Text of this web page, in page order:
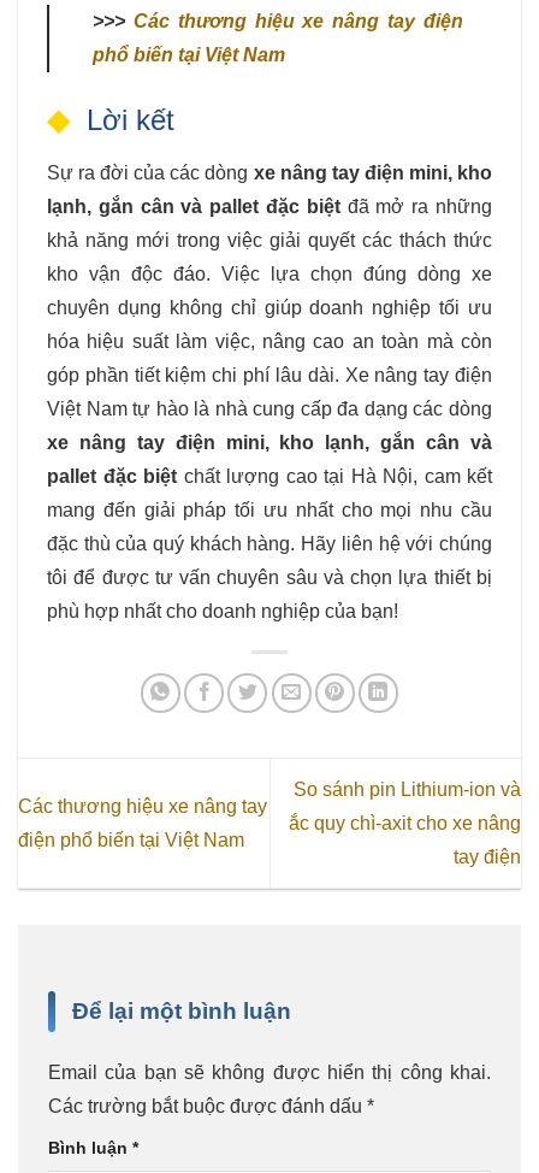
>>> Các thương hiệu xe nâng tay điện
phổ biến tại Việt Nam
Lời kết
Sự ra đời của các dòng xe nâng tay điện mini, kho
lạnh, gắn cân và pallet đặc biệtđã mở ra những
khả năng mới trong việc giải quyết các thách thức
kho vận độc đáo. Việc lựa chọn đúng dòng xe
chuyên dụng không chỉ giúp doanh nghiệp tối ưu
hóa hiệu suất làm việc, nâng cao an toàn mà còn
góp phần tiết kiệm chi phí lâu dài. Xe nâng tay điện
Việt Nam tự hào là nhà cung cấp đa dạng các dòng
xe nâng tay điện mini, kho lạnh, gắn cân và
pallet đặc biệt chất lượng cao tại Hà Nội, cam kết
mang đến giải pháp tối ưu nhất cho mọi nhu cầu
đặc thù của quý khách hàng. Hãy liên hệ với chúng
tôi để được tư vấn chuyên sâu và chọn lựa thiết bị
phù hợp nhất cho doanh nghiệp của bạn!
Các thương hiệu xe nâng tay
điện phổ biến tại Việt Nam
So sánh pin Lithium-ion và
ắc quy chì-axit cho xe nâng
tay điện
Để lại một bình luận
Email của bạn sẽ không được hiển thị công khai.
Các trường bắt buộc được đánh dấu *
Bình luận *